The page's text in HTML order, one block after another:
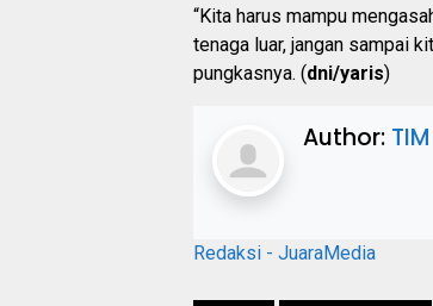
“Kita harus mampu
tenaga luar, jangan sampai
pungkasnya. (dni/yaris)
Author:
Redaksi - JuaraMedia